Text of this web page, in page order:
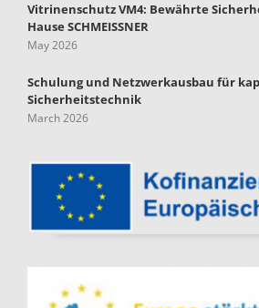
Vitrinenschutz VM4: Bewährte
Hause SCHMEISSNER
May 2026
Schulung und Netzwerkausbau für
Sicherheitstechnik
March 2026